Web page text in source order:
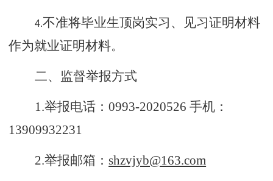
4.不准将毕业生顶岗实习、见习证明材料
作为就业证明材料。
二、监督举报方式
1.举报电话：0993-2020526手机：
13909932231
2.举报邮箱：shzvjyb@163.com